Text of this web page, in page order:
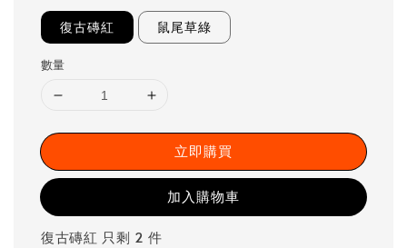
復古磚紅 鼠尾草綠
數量
立即購買
加入購物車
復古磚紅 只剩 2 件